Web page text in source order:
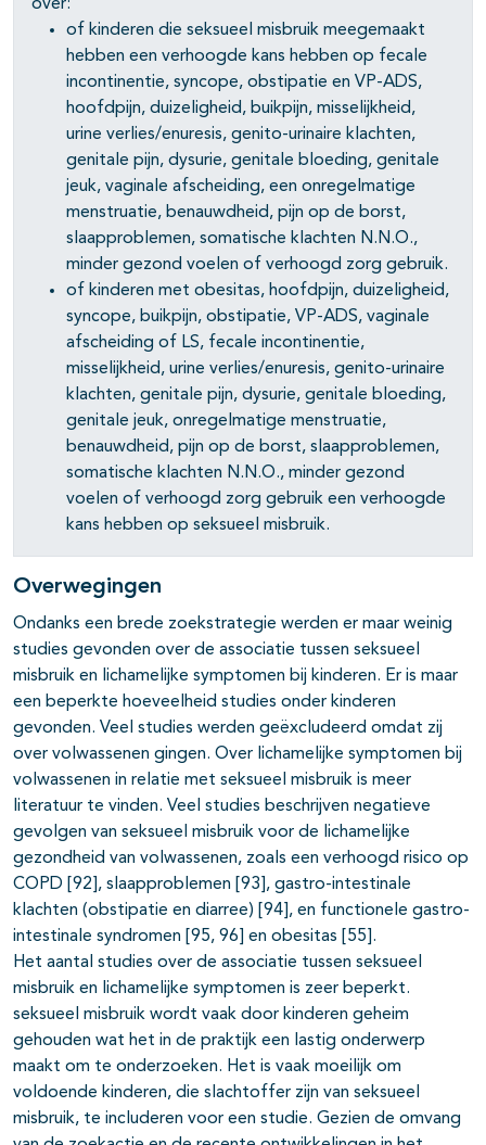
over:
of kinderen die seksueel misbruik meegemaakt
hebben een verhoogde kans hebben op fecale
incontinentie, syncope, obstipatie en VP-ADS,
hoofdpijn, duizeligheid, buikpijn, misselijkheid,
urine verlies/enuresis, genito-urinaire klachten,
genitale pijn, dysurie, genitale bloeding, genitale
jeuk, vaginale afscheiding, een onregelmatige
menstruatie, benauwdheid, pijn op de borst,
slaapproblemen, somatische klachten N.N.O.,
minder gezond voelen of verhoogd zorg gebruik.
of kinderen met obesitas, hoofdpijn, duizeligheid,
syncope, buikpijn, obstipatie, VP-ADS, vaginale
afscheiding of LS, fecale incontinentie,
misselijkheid, urine verlies/enuresis, genito-urinaire
klachten, genitale pijn, dysurie, genitale bloeding,
genitale jeuk, onregelmatige menstruatie,
benauwdheid, pijn op de borst, slaapproblemen,
somatische klachten N.N.O., minder gezond
voelen of verhoogd zorg gebruik een verhoogde
kans hebben op seksueel misbruik.
Overwegingen
Ondanks een brede zoekstrategie werden er maar weinig
studies gevonden over de associatie tussen seksueel
misbruik en lichamelijke symptomen bij kinderen. Er is maar
een beperkte hoeveelheid studies onder kinderen
gevonden. Veel studies werden geëxcludeerd omdat zij
over volwassenen gingen. Over lichamelijke symptomen bij
volwassenen in relatie met seksueel misbruik is meer
literatuur te vinden. Veel studies beschrijven negatieve
gevolgen van seksueel misbruik voor de lichamelijke
gezondheid van volwassenen, zoals een verhoogd risico op
COPD [92], slaapproblemen [93], gastro-intestinale
klachten (obstipatie en diarree) [94], en functionele gastro-
intestinale syndromen [95, 96] en obesitas [55].
Het aantal studies over de associatie tussen seksueel
misbruik en lichamelijke symptomen is zeer beperkt.
seksueel misbruik wordt vaak door kinderen geheim
gehouden wat het in de praktijk een lastig onderwerp
maakt om te onderzoeken. Het is vaak moeilijk om
voldoende kinderen, die slachtoffer zijn van seksueel
misbruik, te includeren voor een studie. Gezien de omvang